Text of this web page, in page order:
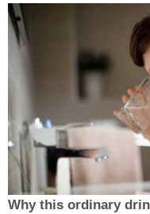
Why this ordinary